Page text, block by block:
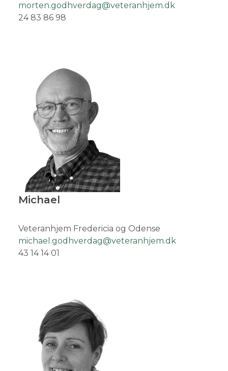
morten.godhverdag@veteranhjem.dk
24 83 86 98
Michael
Veteranhjem Fredericia og Odense
michael.godhverdag@veteranhjem.dk
43 14 14 01